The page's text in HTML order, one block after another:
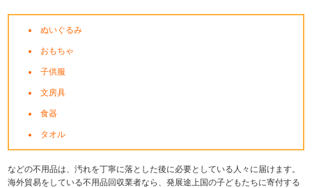
ぬいぐるみ
おもちゃ
子供服
文房具
食器
タオル
などの不用品は、汚れを丁寧に落とした後に必要としている人々に届けます。
海外貿易をしている不用品回収業者なら、発展途上国の子どもたちに寄付する